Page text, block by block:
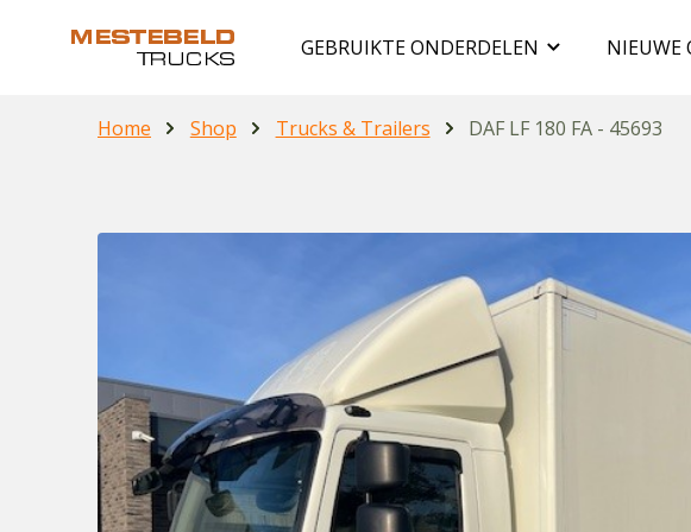
GEBRUIKTE ONDERDELEN NIEUWE
Home Shop Trucks & Trailers DAF LF 180 FA - 45693